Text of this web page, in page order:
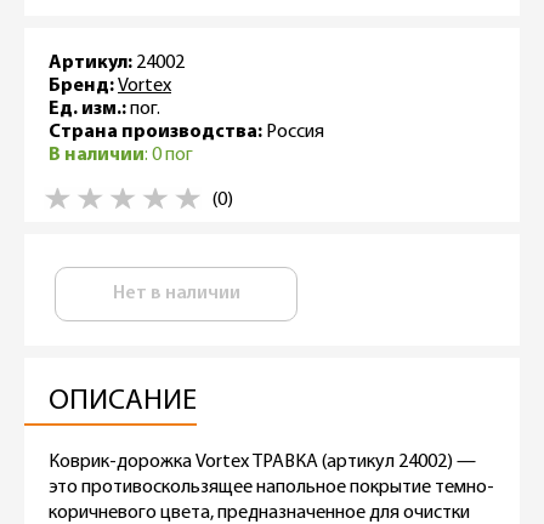
Артикул: 24002
Бренд:Vortex
Ед. изм.:пог.
Страна производства: Россия
В наличии: 0 пог
(0)
Нет в наличии
ОПИСАНИЕ
Коврик-дорожка Vortex ТРАВКА (артикул 24002) —
это противоскользящее напольное покрытие темно-
коричневого цвета, предназначенное для очистки